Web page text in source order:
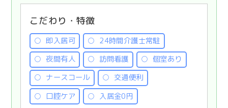
こだわり・特徴
即入居可
24時間介護士常駐
夜間有人
訪問看護
個室あり
ナースコール
交通便利
口腔ケア
入居金0円